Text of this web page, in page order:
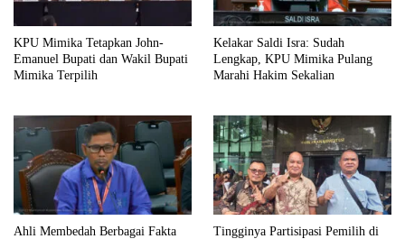
KPU Mimika Tetapkan John-
Emanuel Bupati dan Wakil Bupati
Mimika Terpilih
Kelakar Saldi Isra: Sudah
Lengkap, KPU Mimika Pulang
Marahi Hakim Sekalian
Ahli Membedah Berbagai Fakta
Tingginya Partisipasi Pemilih di